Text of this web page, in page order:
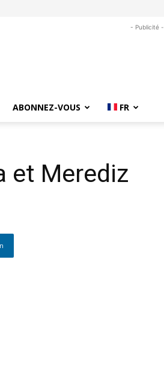
- Publicité -
ABONNEZ-VOUS FR
et Merediz